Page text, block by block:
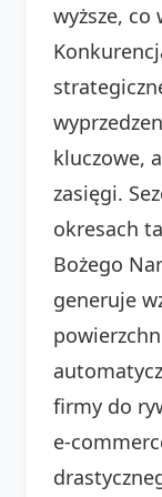
wyższe, co
kluczowe,
zasięgi.
okresach
Bożego
generuje
firmy do
e-